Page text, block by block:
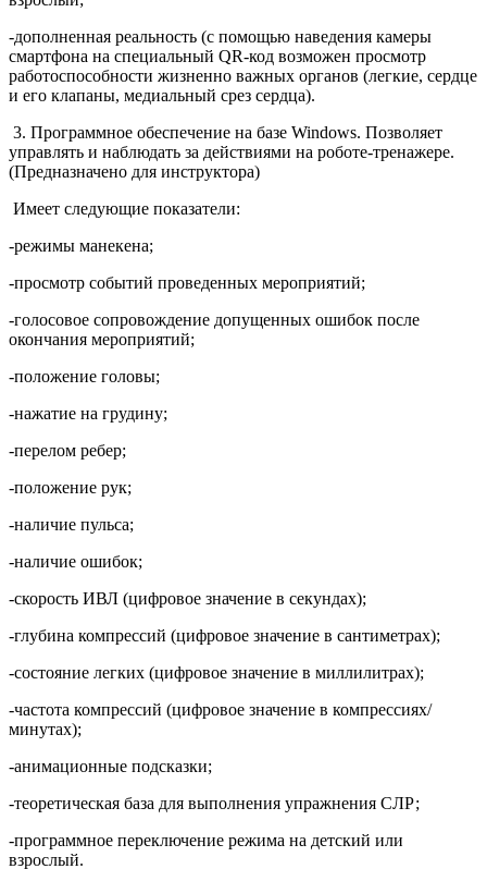
-дополненная реальность (с помощью наведения камеры
смартфона на специальный QR-код возможен просмотр
работоспособности жизненно важных органов (легкие, сердце
и его клапаны, медиальный срез сердца).
3. Программное обеспечение на базе Windows. Позволяет
управлять и наблюдать за действиями на роботе-тренажере.
(Предназначено для инструктора)
Имеет следующие показатели:
-режимы манекена;
-просмотр событий проведенных мероприятий;
-голосовое сопровождение допущенных ошибок после
окончания мероприятий;
-положение головы;
-нажатие на грудину;
-перелом ребер;
-положение рук;
-наличие пульса;
-наличие ошибок;
-скорость ИВЛ (цифровое значение в секундах);
-глубина компрессий (цифровое значение в сантиметрах);
-состояние легких (цифровое значение в миллилитрах);
-частота компрессий (цифровое значение в компрессиях/
минутах);
-анимационные подсказки;
-теоретическая база для выполнения упражнения СЛР;
-программное переключение режима на детский или
взрослый.